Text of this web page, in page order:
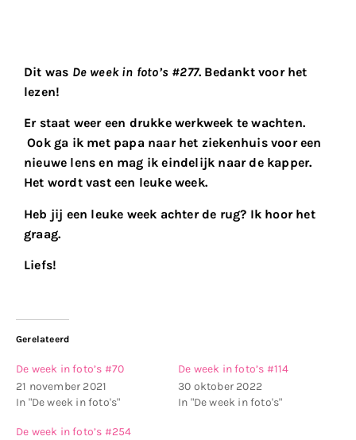
Dit was De week in foto’s #277. Bedankt voor het
lezen!
Er staat weer een drukke werkweek te wachten.
Ook ga ik met papa naar het ziekenhuis voor een
nieuwe lens en mag ik eindelijk naar de kapper.
Het wordt vast een leuke week.
Heb jij een leuke week achter de rug? Ik hoor het
graag.
Liefs!
Gerelateerd
De week in foto’s #70
21 november 2021
In "De week in foto's"
De week in foto’s #114
30 oktober 2022
In "De week in foto's"
De week in foto’s #254